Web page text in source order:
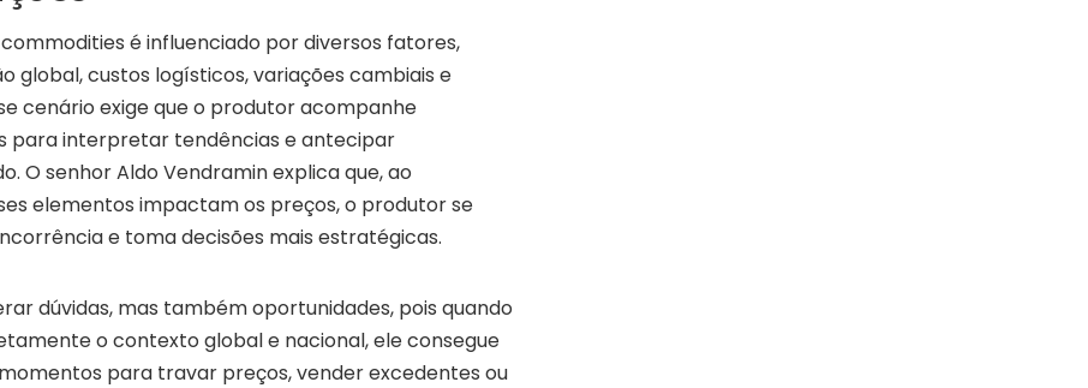
é influenciado por diversos fatores,
global, custos logísticos, variações cambiais e
cenário exige que o produtor acompanhe
para interpretar tendências e antecipar
O senhor Aldo Vendramin explica que, ao
elementos impactam os preços, o produtor se
e toma decisões mais estratégicas.
dúvidas, mas também oportunidades, pois quando
o contexto global e nacional, ele consegue
para travar preços, vender excedentes ou